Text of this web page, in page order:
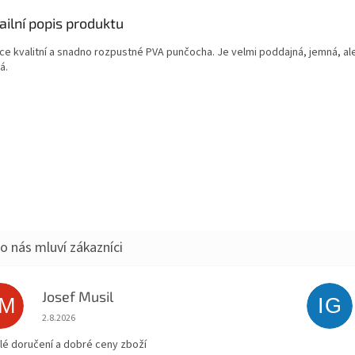
popis produktu
kvalitní a snadno rozpustné PVA punčocha. Je velmi poddajná, jemná,
Josef Musil
Hodnocení obchodu je 5 z 5 hvězdiček.
2.8.2026
doručení a dobré ceny zboží
IG